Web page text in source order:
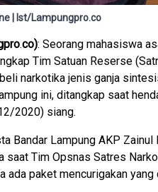
| Ist/Lampungpro.co
.co): Seorang mahasiswa
Tim Satuan Reserse
narkotika jenis ganja
ini, ditangkap saat
2020) siang.
Bandar Lampung AKP Zainul
saat Tim Opsnas Satres
ada paket mencurigakan